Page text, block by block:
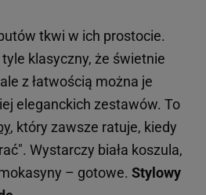
tkwi w ich prostocie.
klasyczny, że świetnie
z łatwością można je
eleganckich zestawów. To
, który zawsze ratuje, kiedy
Wystarczy biała koszula,
– gotowe. Stylowy